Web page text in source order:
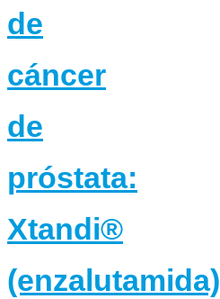
de
cáncer
de
próstata:
Xtandi®
(enzalutamida)